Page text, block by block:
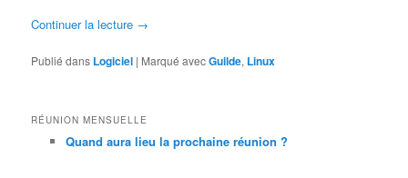
Continuer la lecture →
Publié dans Logiciel | Marqué avecGuilde, Linux
RÉUNION MENSUELLE
Quand aura lieu la prochaine réunion ?